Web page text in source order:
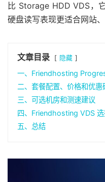
比 Storage HDD VDS，
硬盘读写表现更适合网站
文章目录 隐藏
一、Friendhosting
二、套餐配置、价格和优惠
三、可选机房和测速建议
四、Friendhosting VDS 选
五、总结